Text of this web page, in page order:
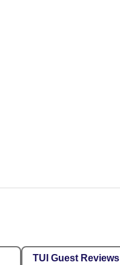
TUI Guest Reviews